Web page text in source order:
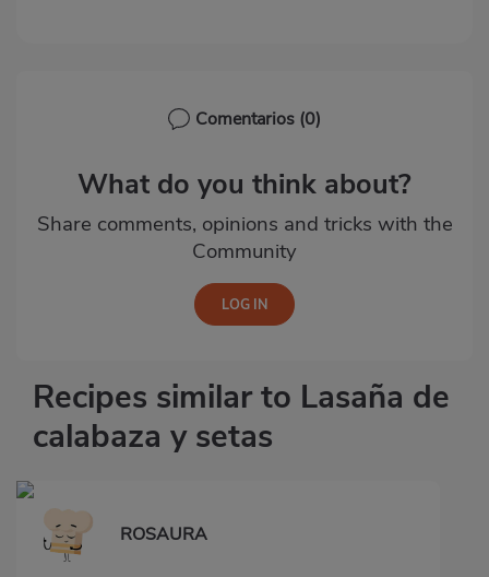
Comentarios (0)
What do you think about?
Share comments, opinions and tricks with the
Community
Recipes similar to Lasaña de
calabaza y setas
ROSAURA